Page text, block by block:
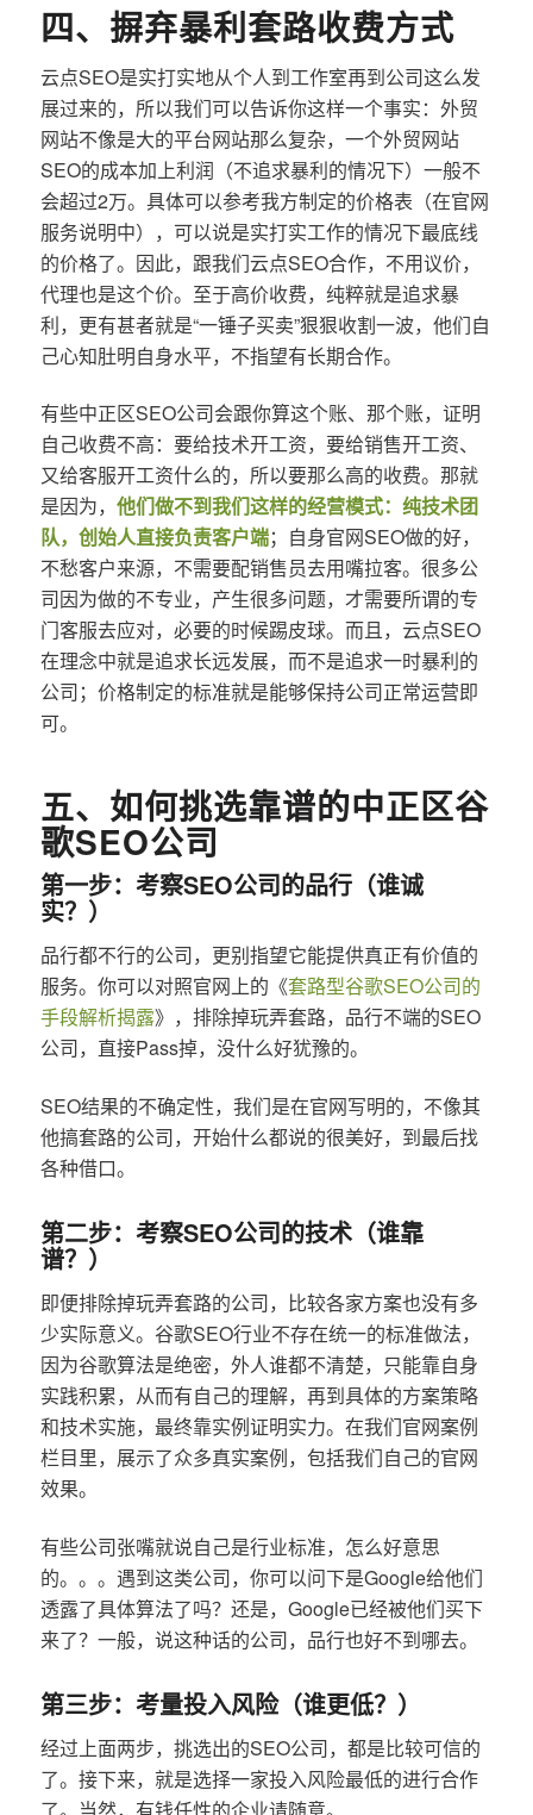
四、摒弃暴利套路收费方式
云点SEO是实打实地从个人到工作室再到公司这么发
展过来的，所以我们可以告诉你这样一个事实：外贸
网站不像是大的平台网站那么复杂，一个外贸网站
SEO的成本加上利润（不追求暴利的情况下）一般不
会超过2万。具体可以参考我方制定的价格表（在官网
服务说明中），可以说是实打实工作的情况下最底线
的价格了。因此，跟我们云点SEO合作，不用议价，
代理也是这个价。至于高价收费，纯粹就是追求暴
利，更有甚者就是“一锤子买卖”狠狠收割一波，他们自
己心知肚明自身水平，不指望有长期合作。
有些中正区SEO公司会跟你算这个账、那个账，证明
自己收费不高：要给技术开工资，要给销售开工资、
又给客服开工资什么的，所以要那么高的收费。那就
是因为， 他们做不到我们这样的经营模式：纯技术团
队，创始人直接负责客户端；自身官网SEO做的好，
不愁客户来源，不需要配销售员去用嘴拉客。很多公
司因为做的不专业，产生很多问题，才需要所谓的专
门客服去应对，必要的时候踢皮球。而且，云点SEO
在理念中就是追求长远发展，而不是追求一时暴利的
公司；价格制定的标准就是能够保持公司正常运营即
可。
五、如何挑选靠谱的中正区谷
歌SEO公司
第一步：考察SEO公司的品行（谁诚
实？）
品行都不行的公司，更别指望它能提供真正有价值的
服务。你可以对照官网上的《套路型谷歌SEO公司的
手段解析揭露》，排除掉玩弄套路，品行不端的SEO
公司，直接Pass掉，没什么好犹豫的。
SEO结果的不确定性，我们是在官网写明的，不像其
他搞套路的公司，开始什么都说的很美好，到最后找
各种借口。
第二步：考察SEO公司的技术（谁靠
谱？）
即便排除掉玩弄套路的公司，比较各家方案也没有多
少实际意义。谷歌SEO行业不存在统一的标准做法，
因为谷歌算法是绝密，外人谁都不清楚，只能靠自身
实践积累，从而有自己的理解，再到具体的方案策略
和技术实施，最终靠实例证明实力。在我们官网案例
栏目里，展示了众多真实案例，包括我们自己的官网
效果。
有些公司张嘴就说自己是行业标准，怎么好意思
的。。。遇到这类公司，你可以问下是Google给他们
透露了具体算法了吗？还是，Google已经被他们买下
来了？一般，说这种话的公司，品行也好不到哪去。
第三步：考量投入风险（谁更低？）
经过上面两步，挑选出的SEO公司，都是比较可信的
了。接下来，就是选择一家投入风险最低的进行合作